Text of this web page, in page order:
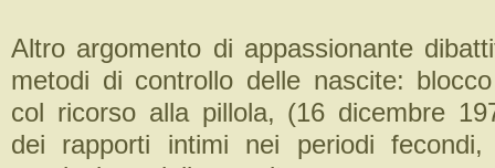
Altro argomento di appassionante
metodi di controllo delle nascite: blocco
col ricorso alla pillola, (16 dicembre
dei rapporti intimi nei periodi